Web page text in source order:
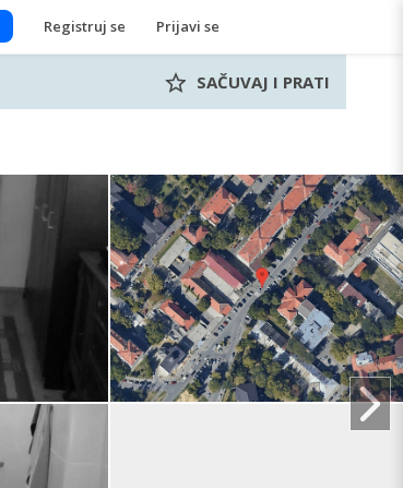
Registruj se Prijavi se
SAČUVAJ I PRATI